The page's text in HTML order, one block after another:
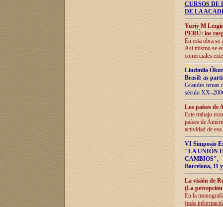
CURSOS
DE LA
Yuriy M
PERÚ: los
En esta obra se
Así mismo se
comerciales
Liudmila
Brasil: as
Grandes temas
século
Los países de
Este trabajo
países de
actividad de
VI Simposio
"LA UNIÓN
CAMBIOS",
Barcelona, 11
La visión de
(La
En la
(más